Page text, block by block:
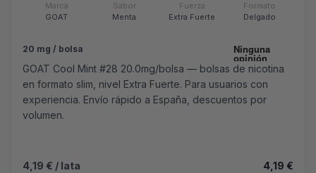
Marca
GOAT
Sabor
Menta
Fuerza
Extra Fuerte
Formato
Delgado
20 mg / bolsa
GOAT Cool Mint #28 20.0mg/bolsa — bolsas de nicotina
en formato slim, nivel Extra Fuerte. Para usuarios con
experiencia. Envío rápido a España, descuentos por
volumen.
4,19 € / lata 4,19 €